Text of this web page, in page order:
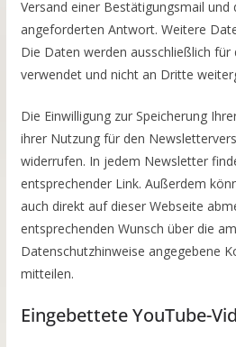
Versand einer Bestätigungsmail und
angeforderten Antwort. Weitere
Die Daten werden ausschließlich
verwendet und nicht an Dritte
Die Einwilligung zur Speicherung
ihrer Nutzung für den
widerrufen. In jedem Newsletter
entsprechender Link. Außerdem
auch direkt auf dieser Webseite
entsprechenden Wunsch über die
Datenschutzhinweise angegebene
mitteilen.
Eingebettete YouTube-